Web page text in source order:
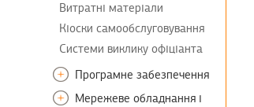
Витратні матеріали
Кіоски самообслуговування
Системи виклику офіціанта
Програмне забезпечення
В ресторані
Мережеве обладнання і